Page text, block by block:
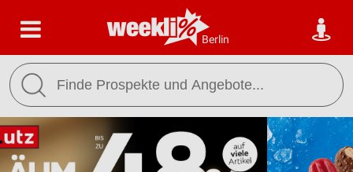
Berlin